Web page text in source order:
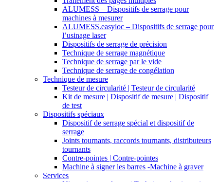
ALUMESS – Dispositifs de serrage pour
machines à mesurer
ALUMESS.easyloc – Dispositifs de serrage pour
l’usinage laser
Dispositifs de serrage de précision
Technique de serrage magnétique
Technique de serrage par le vide
Technique de serrage de congélation
Technique de mesure
Testeur de circularité | Testeur de circularité
Kit de mesure | Dispositif de mesure | Dispositif
de test
Dispositifs spéciaux
Dispositif de serrage spécial et dispositif de
serrage
Joints tournants, raccords tournants, distributeurs
tournants
Contre-pointes | Contre-pointes
Machine à signer les barres -Machine à graver
Services